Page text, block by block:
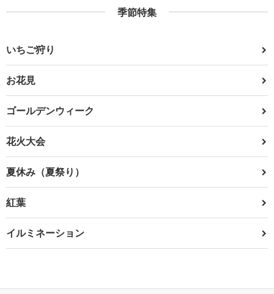
季節特集
いちご狩り
お花見
ゴールデンウィーク
花火大会
夏休み（夏祭り）
紅葉
イルミネーション